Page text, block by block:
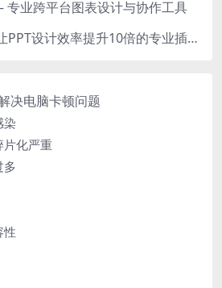
专业跨平台图表设计与协作工具
iSlide WPS版 – 让PPT设计效率提升10倍的专业插件
决电脑卡顿问题
染
片化严重
多
性